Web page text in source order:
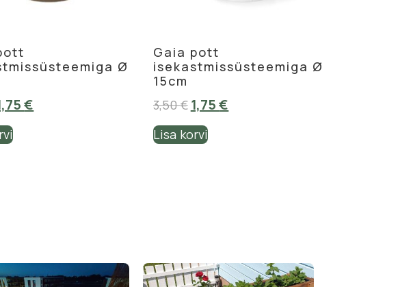
Ø
€
Gaia pott
isekastmissüsteemiga Ø
15cm
3,50€ 1,75€
Lisa korvi